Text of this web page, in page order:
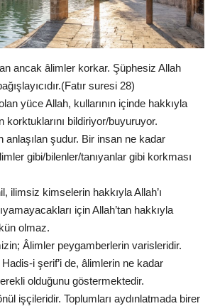
ancak âlimler korkar. Şüphesiz Allah
suresi 28)
yüce Allah, kullarının içinde hakkıyla
korktuklarını bildiriyor/buyuruyor.
anlaşılan şudur. Bir insan ne kadar
gibi/bilenler/tanıyanlar gibi korkması
ilimsiz kimselerin hakkıyla Allah’ı
için Allah’tan hakkıyla
olmaz.
Âlimler peygamberlerin varisleridir.
Hadis-i şerif’i de, âlimlerin ne kadar
olduğunu göstermektedir.
işçileridir. Toplumları aydınlatmada birer